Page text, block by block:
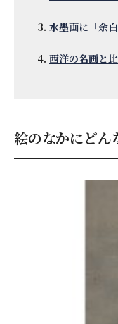
水墨画に「余
西洋の名画と
絵のなかにどん